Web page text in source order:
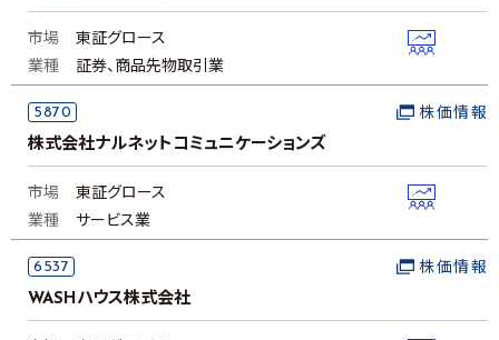
市場
東証グロース
業種
証券、商品先物取引業
5870
株式会社ナルネットコミュニケーションズ
株価情報
市場
東証グロース
業種
サービス業
6537
WASHハウス株式会社
株価情報